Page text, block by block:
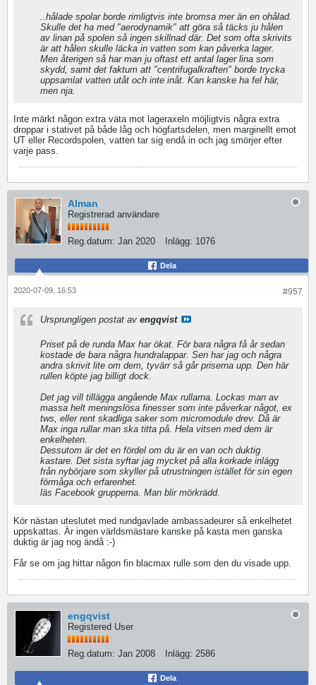
..hålade spolar borde rimligtvis inte bromsa mer än en ohålad.
Skulle det ha med "aerodynamik" att göra så täcks ju hålen
av linan på spolen så ingen skillnad där. Det som ofta skrivits
är att hålen skulle läcka in vatten som kan påverka lager.
Men återigen så har man ju oftast ett antal lager lina som
skydd, samt det faktum att "centrifugalkraften" borde trycka
uppsamlat vatten utåt och inte inåt. Kan kanske ha fel här,
men nja.
Inte märkt någon extra väta mot lageraxeln möjligtvis några extra
droppar i stativet på både låg och högfartsdelen, men marginellt emot
UT eller Recordspolen, vatten tar sig endå in och jag smörjer efter
varje pass.
Alman
Registrerad användare
Reg.datum: Jan 2020 Inlägg: 1076
Dela
#957
2020-07-09, 16:53
Ursprungligen postat av engqvist
Priset på de runda Max har ökat. För bara några få år sedan
kostade de bara några hundralappar. Sen har jag och några
andra skrivit lite om dem, tyvärr så går priserna upp. Den här
rullen köpte jag billigt dock.
Det jag vill tillägga angående Max rullarna. Lockas man av
massa helt meningslösa finesser som inte påverkar något, ex
tws, eller rent skadliga saker som micromodule drev. Då är
Max inga rullar man ska titta på. Hela vitsen med dem är
enkelheten.
Dessutom är det en fördel om du är en van och duktig
kastare. Det sista syftar jag mycket på alla korkade inlägg
från nybörjare som skyller på utrustningen istället för sin egen
förmåga och erfarenhet.
läs Facebook grupperna. Man blir mörkrädd.
Kör nästan uteslutet med rundgavlade ambassadeurer så enkelhetet
uppskattas. Är ingen världsmästare kanske på kasta men ganska
duktig är jag nog ändå :-)
Får se om jag hittar någon fin blacmax rulle som den du visade upp.
engqvist
Registered User
Reg.datum: Jan 2008 Inlägg: 2586
Dela